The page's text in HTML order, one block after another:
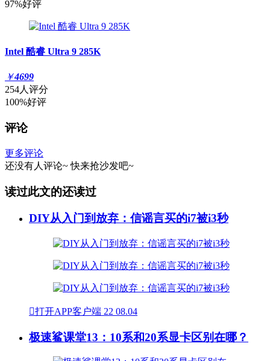
97%好评
Intel 酷睿 Ultra 9 285K
￥4699
254人评分
100%好评
评论
更多评论
还没有人评论~ 快来抢沙发吧~
读过此文的还读过
DIY从入门到放弃：信谣言买的i7被i3秒
打开APP客户端 22 08.04
极速鲨课堂13：10系和20系显卡区别在哪？